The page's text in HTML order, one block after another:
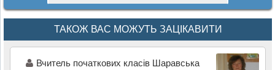
ТАКОЖ ВАС МОЖУТЬ ЗАЦІКАВИТИ
Вчитель початкових класів Шаравська